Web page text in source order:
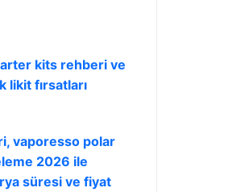
kits rehberi ve
likit fırsatları
vaporesso polar
2026 ile
süresi ve fiyat